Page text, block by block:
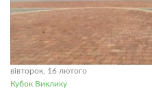
вівторок, 16 лютого
Кубок Виклику